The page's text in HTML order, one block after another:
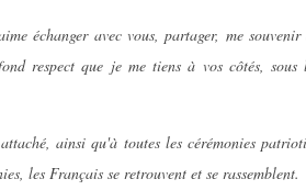
échanger avec vous, partager, me
respect que je me tiens à vos côtés,
ainsi qu'à toutes les cérémonies
les Français se retrouvent et se rassemblent.